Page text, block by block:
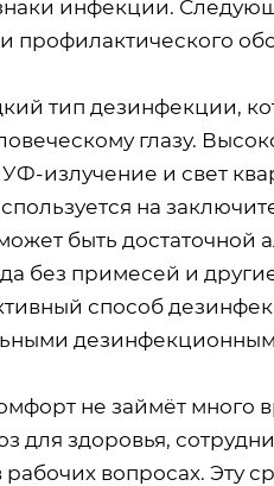
инфекции.
тип дезинфекции,
глазу.
излучение и свет
на
быть
без примесей и
способ
не займёт много
для здоровья,
вопросах. Эту